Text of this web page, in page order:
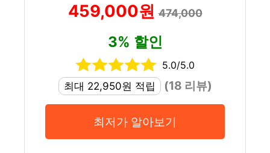
459,000원474,000
3% 할인
5.0/5.0
최대 22,950원 적립
(18 리뷰)
최저가 알아보기